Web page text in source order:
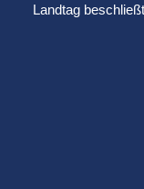
Landtag